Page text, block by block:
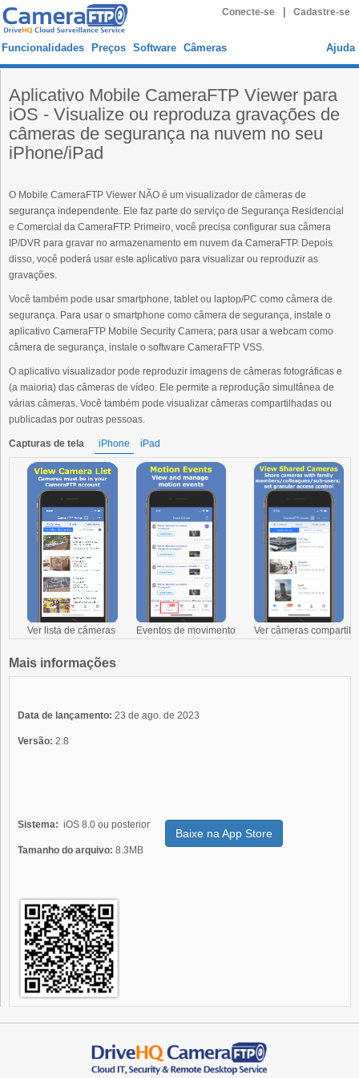
Conecte-se Cadastre-se
Funcionalidades Preços Software Câmeras Ajuda
Aplicativo Mobile CameraFTP Viewer para
iOS - Visualize ou reproduza gravações de
câmeras de segurança na nuvem no seu
iPhone/iPad
O Mobile CameraFTP Viewer NÃO é um visualizador de câmeras de
segurança independente. Ele faz parte do serviço de Segurança Residencial
e Comercial da CameraFTP. Primeiro, você precisa configurar sua câmera
IP/DVR para gravar no armazenamento em nuvem da CameraFTP. Depois
disso, você poderá usar este aplicativo para visualizar ou reproduzir as
gravações.
Você também pode usar smartphone, tablet ou laptop/PC como câmera de
segurança. Para usar o smartphone como câmera de segurança, instale o
aplicativo CameraFTP Mobile Security Camera; para usar a webcam como
câmera de segurança, instale o software CameraFTP VSS.
O aplicativo visualizador pode reproduzir imagens de câmeras fotográficas e
(a maioria) das câmeras de vídeo. Ele permite a reprodução simultânea de
várias câmeras. Você também pode visualizar câmeras compartilhadas ou
publicadas por outras pessoas.
Capturas de tela iPhone iPad
Ver lista de câmeras Eventos de movimento Ver câmeras
Mais informações
Data de lançamento: 23 de ago. de 2023
Versão: 2.8
Sistema: iOS 8.0 ou posterior
Tamanho do arquivo: 8.3MB
Baixe na App Store